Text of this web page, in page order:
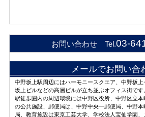
お問い合わせ Tel.03-
メールでお問い合
中野坂上駅周辺にはハーモニースクエア、中野坂
坂上ビルなどの高層ビルが立ち並ぶオフィス街です
駅徒歩圏内の周辺環境には中野区役所、中野区立
の公共施設、郵便局は、中野中央一郵便局、中野
局、教育施設は東京工芸大学、学校法人宝仙学園